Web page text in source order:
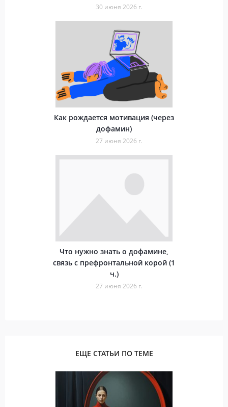
30 июня 2026 г.
Как рождается мотивация (через
дофамин)
27 июня 2026 г.
Что нужно знать о дофамине,
связь с префронтальной корой (1
ч.)
27 июня 2026 г.
ЕЩЕ СТАТЬИ ПО ТЕМЕ